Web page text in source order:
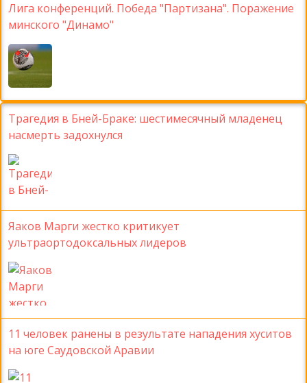
Лига конференций. Победа "Партизана". Поражение
минского "Динамо"
Трагедия в Бней-Браке: шестимесячный младенец
насмерть задохнулся
Яаков Марги жестко критикует
ультраортодоксальных лидеров
11 человек ранены в результате нападения хуситов
на юге Саудовской Аравии